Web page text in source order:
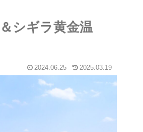
シギラ黄金温
2024.06.25 2025.03.19